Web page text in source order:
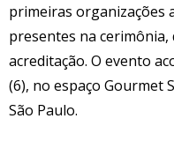
primeiras organizações
presentes na cerimônia,
acreditação. O evento
(6), no espaço Gourmet
São Paulo.